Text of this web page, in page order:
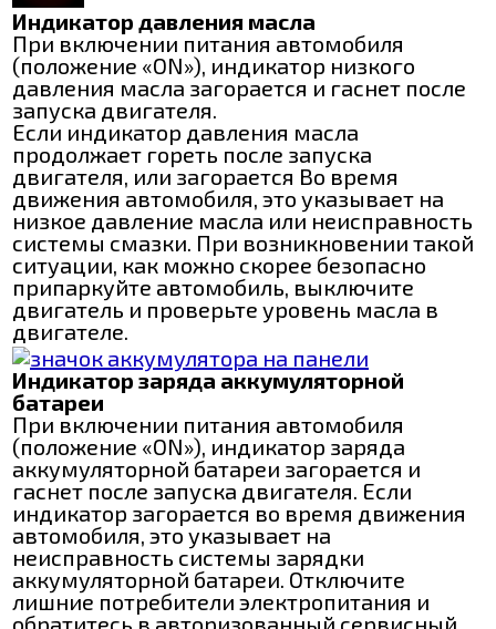
Индикатор давления масла
При включении питания автомобиля
(положение «ON»), индикатор низкого
давления масла загорается и гаснет после
запуска двигателя.
Если индикатор давления масла
продолжает гореть после запуска
двигателя, или загорается Во время
движения автомобиля, это указывает на
низкое давление масла или неисправность
системы смазки. При возникновении такой
ситуации, как можно скорее безопасно
припаркуйте автомобиль, выключите
двигатель и проверьте уровень масла в
двигателе.
Индикатор заряда аккумуляторной
батареи
При включении питания автомобиля
(положение «ON»), индикатор заряда
аккумуляторной батареи загорается и
гаснет после запуска двигателя. Если
индикатор загорается во время движения
автомобиля, это указывает на
неисправность системы зарядки
аккумуляторной батареи. Отключите
лишние потребители электропитания и
обратитесь в авторизованный сервисный